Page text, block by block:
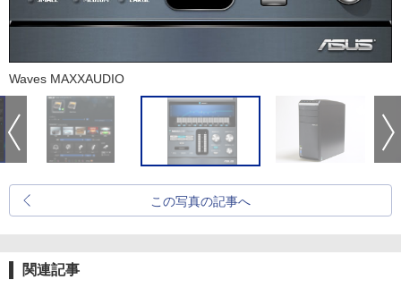
Waves MAXXAUDIO
この写真の記事へ
関連記事